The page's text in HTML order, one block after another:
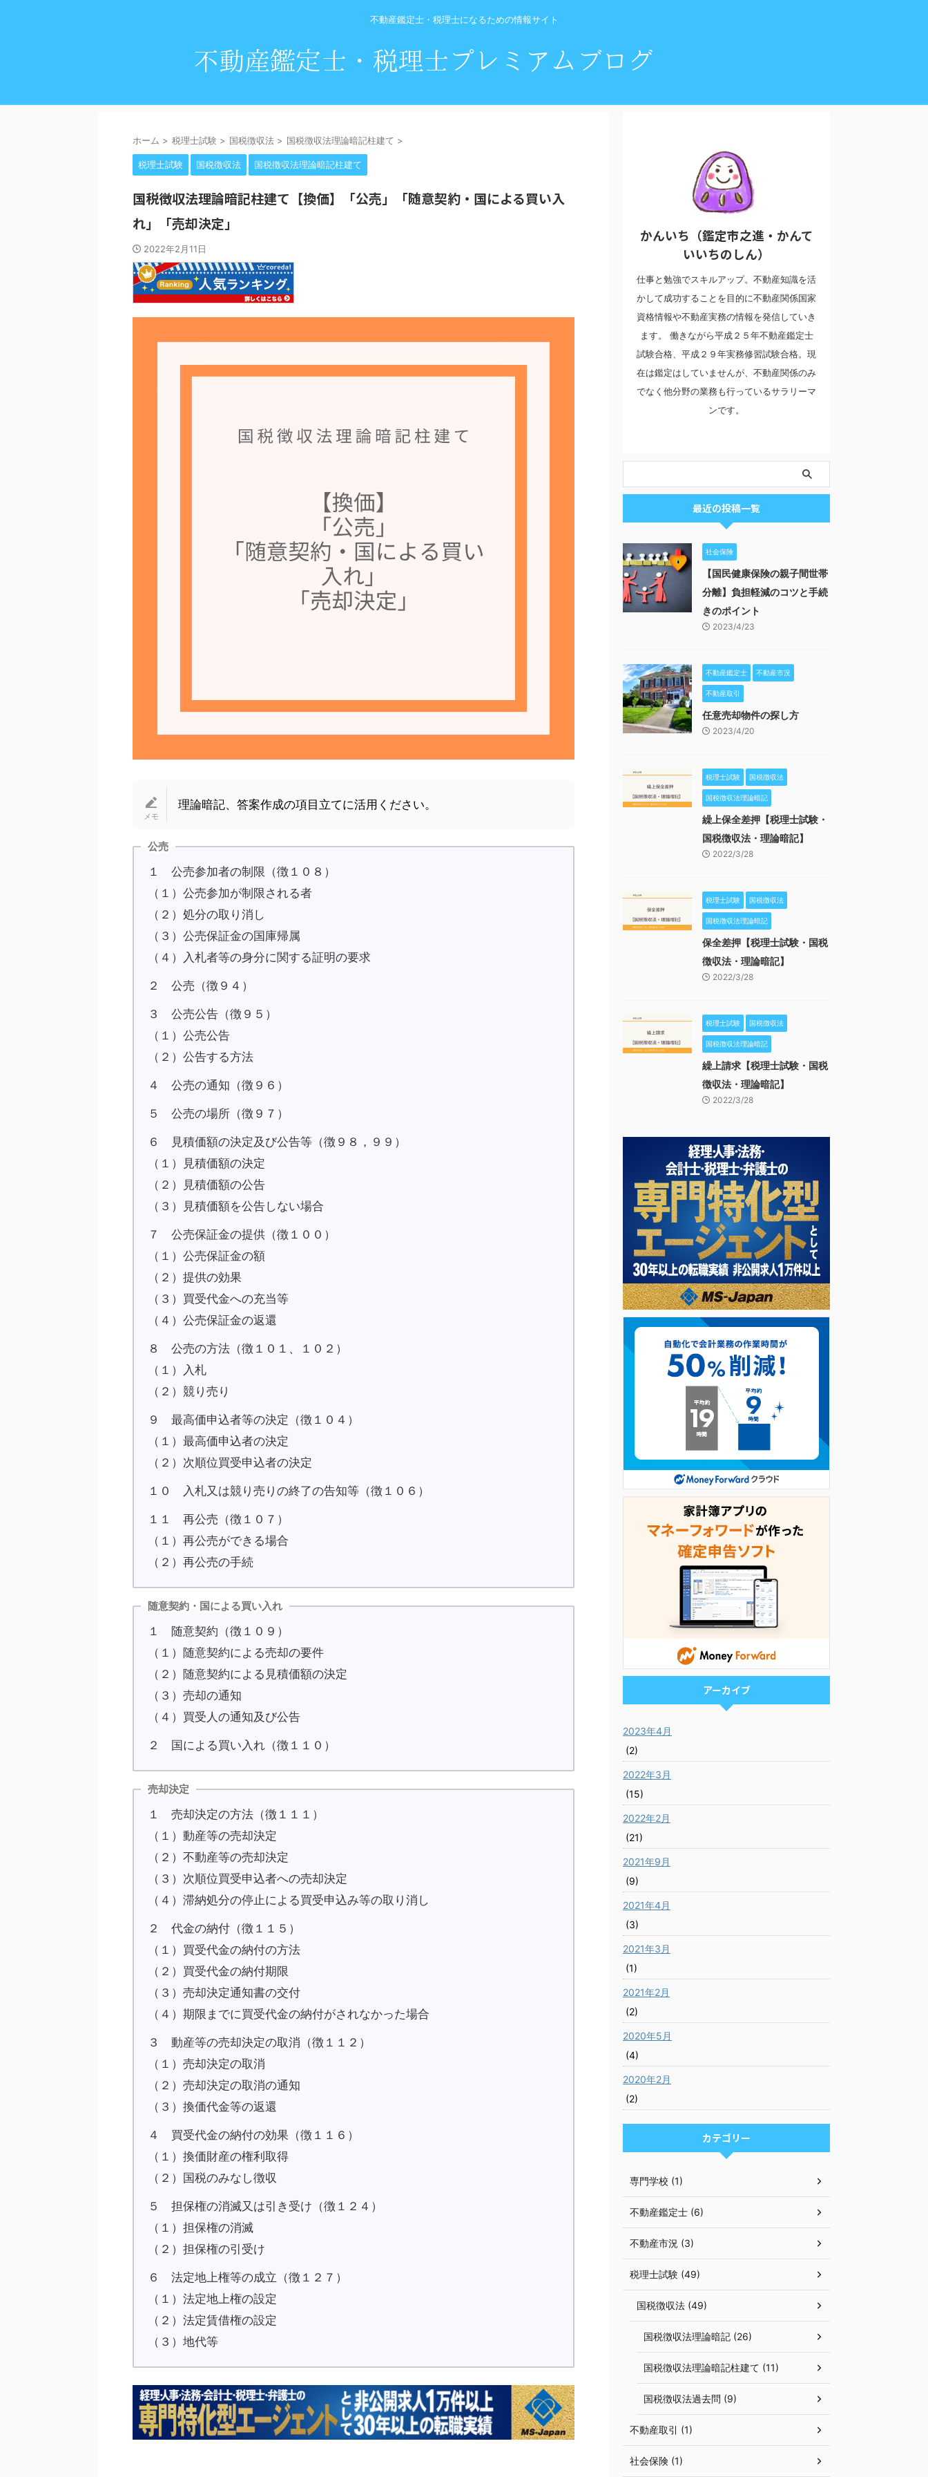
不動産鑑定士・税理士になるための情報サイト
ホーム > 税理士試験 > 国税徴収法 > 国税徴収法理論暗記柱建て >
税理士試験 国税徴収法 国税徴収法理論暗記柱建て
国税徴収法理論暗記柱建て【換価】「公売」「随意契約・国による買い入
れ」「売却決定」
2022年2月11日
理論暗記、答案作成の項目立てに活用ください。
公売
１ 公売参加者の制限（徴１０８）
（１）公売参加が制限される者
（２）処分の取り消し
（３）公売保証金の国庫帰属
（４）入札者等の身分に関する証明の要求
２ 公売（徴９４）
３ 公売公告（徴９５）
（１）公売公告
（２）公告する方法
４ 公売の通知（徴９６）
５ 公売の場所（徴９７）
６ 見積価額の決定及び公告等（徴９８，９９）
（１）見積価額の決定
（２）見積価額の公告
（３）見積価額を公告しない場合
７ 公売保証金の提供（徴１００）
（１）公売保証金の額
（２）提供の効果
（３）買受代金への充当等
（４）公売保証金の返還
８ 公売の方法（徴１０１、１０２）
（１）入札
（２）競り売り
９ 最高価申込者等の決定（徴１０４）
（１）最高価申込者の決定
（２）次順位買受申込者の決定
１０ 入札又は競り売りの終了の告知等（徴１０６）
１１ 再公売（徴１０７）
（１）再公売ができる場合
（２）再公売の手続
随意契約・国による買い入れ
１ 随意契約（徴１０９）
（１）随意契約による売却の要件
（２）随意契約による見積価額の決定
（３）売却の通知
（４）買受人の通知及び公告
２ 国による買い入れ（徴１１０）
売却決定
１ 売却決定の方法（徴１１１）
（１）動産等の売却決定
（２）不動産等の売却決定
（３）次順位買受申込者への売却決定
（４）滞納処分の停止による買受申込み等の取り消し
２ 代金の納付（徴１１５）
（１）買受代金の納付の方法
（２）買受代金の納付期限
（３）売却決定通知書の交付
（４）期限までに買受代金の納付がされなかった場合
３ 動産等の売却決定の取消（徴１１２）
（１）売却決定の取消
（２）売却決定の取消の通知
（３）換価代金等の返還
４ 買受代金の納付の効果（徴１１６）
（１）換価財産の権利取得
（２）国税のみなし徴収
５ 担保権の消滅又は引き受け（徴１２４）
（１）担保権の消滅
（２）担保権の引受け
６ 法定地上権等の成立（徴１２７）
（１）法定地上権の設定
（２）法定賃借権の設定
（３）地代等
かんいち（鑑定市之進・かんて
いいちのしん）
仕事と勉強でスキルアップ。不動産知識を活
かして成功することを目的に不動産関係国家
資格情報や不動産実務の情報を発信していき
ます。 働きながら平成２５年不動産鑑定士
試験合格、平成２９年実務修習試験合格。現
在は鑑定はしていませんが、不動産関係のみ
でなく他分野の業務も行っているサラリーマ
ンです。
最近の投稿一覧
社会保険
【国民健康保険の親子間世帯
分離】負担軽減のコツと手続
きのポイント
2023/4/23
不動産鑑定士 不動産市況
不動産取引
任意売却物件の探し方
2023/4/20
税理士試験 国税徴収法
国税徴収法理論暗記
繰上保全差押【税理士試験・
国税徴収法・理論暗記】
2022/3/28
税理士試験 国税徴収法
国税徴収法理論暗記
保全差押【税理士試験・国税
徴収法・理論暗記】
2022/3/28
税理士試験 国税徴収法
国税徴収法理論暗記
繰上請求【税理士試験・国税
徴収法・理論暗記】
2022/3/28
アーカイブ
2023年4月
(2)
2022年3月
(15)
2022年2月
(21)
2021年9月
(9)
2021年4月
(3)
2021年3月
(1)
2021年2月
(2)
2020年5月
(4)
2020年2月
(2)
カテゴリー
専門学校 (1)
不動産鑑定士 (6)
不動産市況 (3)
税理士試験 (49)
国税徴収法 (49)
国税徴収法理論暗記 (26)
国税徴収法理論暗記柱建て (11)
国税徴収法過去問 (9)
不動産取引 (1)
社会保険 (1)